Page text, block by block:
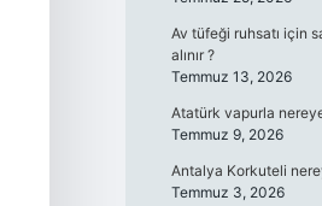
Av tüfeği ruhsatı için
alınır ?
Temmuz 13, 2026
Atatürk vapurla
Temmuz 9, 2026
Antalya Korkuteli
Temmuz 3, 2026